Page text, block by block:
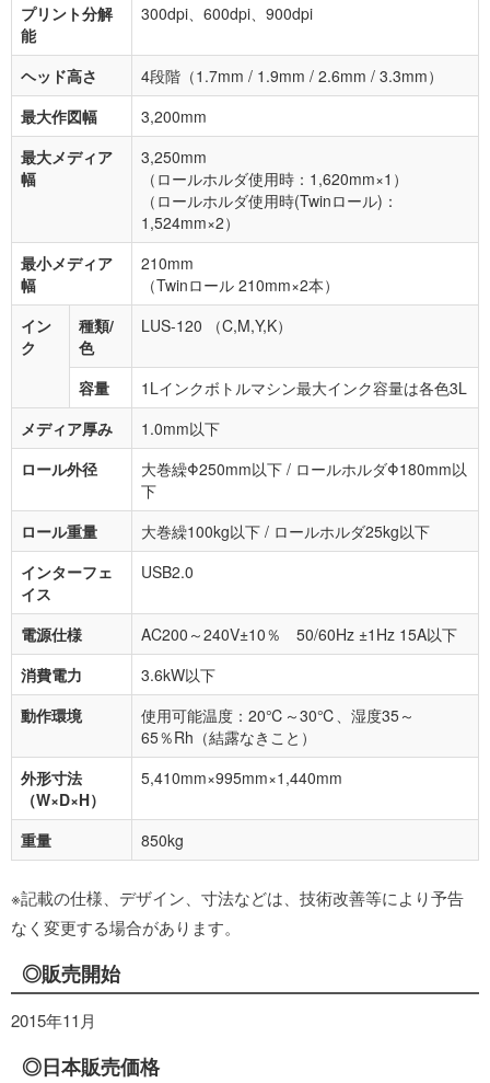
プリント分解
能
300dpi、600dpi、900dpi
ヘッド高さ
4段階（1.7mm / 1.9mm / 2.6mm / 3.3mm）
最大作図幅
3,200mm
最大メディア
幅
3,250mm
（ロールホルダ使用時：1,620mm×1）
（ロールホルダ使用時(Twinロール)：
1,524mm×2）
最小メディア
幅
210mm
（Twinロール 210mm×2本）
イン
ク
種類/
色
LUS-120 （C,M,Y,K）
容量
1Lインクボトルマシン最大インク容量は各色3L
メディア厚み
1.0mm以下
ロール外径
大巻繰Φ250mm以下 / ロールホルダΦ180mm以
下
ロール重量
大巻繰100kg以下 / ロールホルダ25kg以下
インターフェ
イス
USB2.0
電源仕様
AC200～240V±10％ 50/60Hz ±1Hz 15A以下
消費電力
3.6kW以下
動作環境
使用可能温度：20℃～30℃、湿度35～
65％Rh（結露なきこと）
外形寸法
（W×D×H）
5,410mm×995mm×1,440mm
重量 850kg
※記載の仕様、デザイン、寸法などは、技術改善等により予告
なく変更する場合があります。
◎販売開始
2015年11月
◎日本販売価格